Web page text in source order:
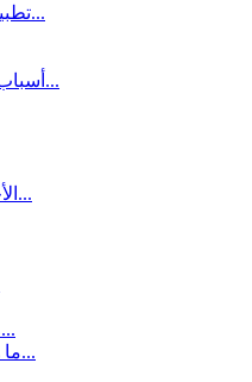
تطبيق مضخة الطرد المركزي متعددة المراحل من الفو...
أسباب انخفاض كفاءة مضخات الطرد المركزي مزدوجة ا...
الأخطاء والأسباب الشائعة لمضخات الطرد المركزي ا...
مزايا وعاء المضخة متعدد المراحل من الفولاذ المق...
ما هي المكونات والوظائف الرئيسية لمضخات الطرد ا...